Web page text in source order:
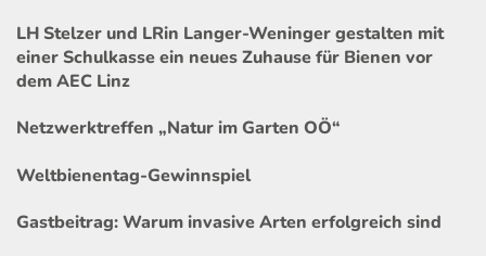
LH Stelzer und LRin Langer-Weninger gestalten mit
einer Schulkasse ein neues Zuhause für Bienen vor
dem AEC Linz
Netzwerktreffen „Natur im Garten OÖ“
Weltbienentag-Gewinnspiel
Gastbeitrag: Warum invasive Arten erfolgreich sind